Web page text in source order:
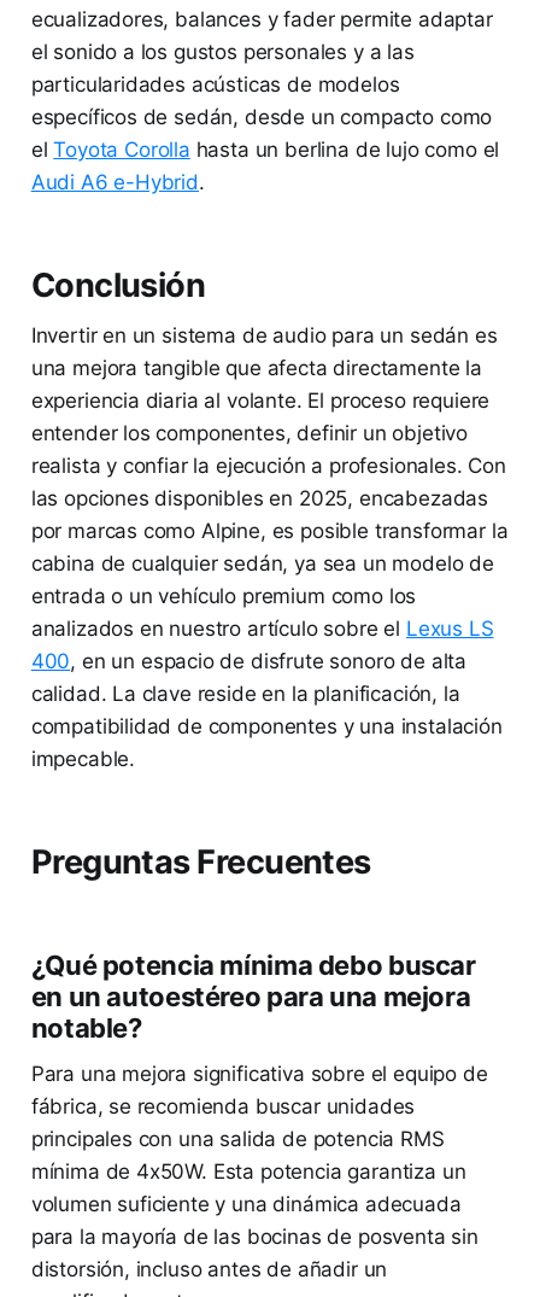
ecualizadores, balances y fader permite adaptar
el sonido a los gustos personales y a las
particularidades acústicas de modelos
específicos de sedán, desde un compacto como
elToyota Corolla hasta un berlina de lujo como el
Audi A6 e-Hybrid.
Conclusión
Invertir en un sistema de audio para un sedán es
una mejora tangible que afecta directamente la
experiencia diaria al volante. El proceso requiere
entender los componentes, definir un objetivo
realista y confiar la ejecución a profesionales. Con
las opciones disponibles en 2025, encabezadas
por marcas como Alpine, es posible transformar la
cabina de cualquier sedán, ya sea un modelo de
entrada o un vehículo premium como los
analizados en nuestro artículo sobre el Lexus LS
400, en un espacio de disfrute sonoro de alta
calidad. La clave reside en la planificación, la
compatibilidad de componentes y una instalación
impecable.
Preguntas Frecuentes
¿Qué potencia mínima debo buscar
en un autoestéreo para una mejora
notable?
Para una mejora significativa sobre el equipo de
fábrica, se recomienda buscar unidades
principales con una salida de potencia RMS
mínima de 4x50W. Esta potencia garantiza un
volumen suficiente y una dinámica adecuada
para la mayoría de las bocinas de posventa sin
distorsión, incluso antes de añadir un